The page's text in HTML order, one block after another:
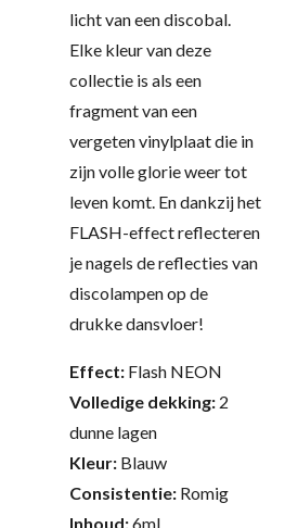
licht van een discobal.
Elke kleur van deze
collectie is als een
fragment van een
vergeten vinylplaat die in
zijn volle glorie weer tot
leven komt. En dankzij het
FLASH-effect reflecteren
je nagels de reflecties van
discolampen op de
drukke dansvloer!
Effect: Flash NEON
Volledige dekking: 2
dunne lagen
Kleur: Blauw
Consistentie: Romig
Inhoud:6ml